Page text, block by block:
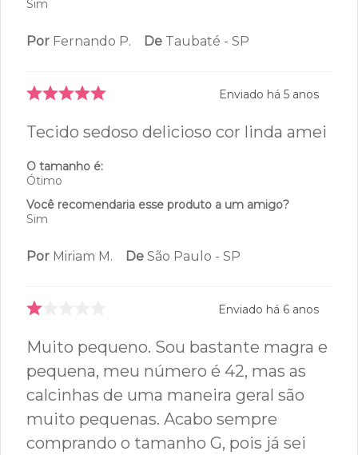
Sim
Por Fernando P. De Taubaté - SP
Enviado há 5 anos
Tecido sedoso delicioso cor linda amei
O tamanho é:
Ótimo
Você recomendaria esse produto a um amigo?
Sim
Por Miriam M. De São Paulo - SP
Enviado há 6 anos
Muito pequeno. Sou bastante magra e
pequena, meu número é 42, mas as
calcinhas de uma maneira geral são
muito pequenas. Acabo sempre
comprando o tamanho G, pois já sei